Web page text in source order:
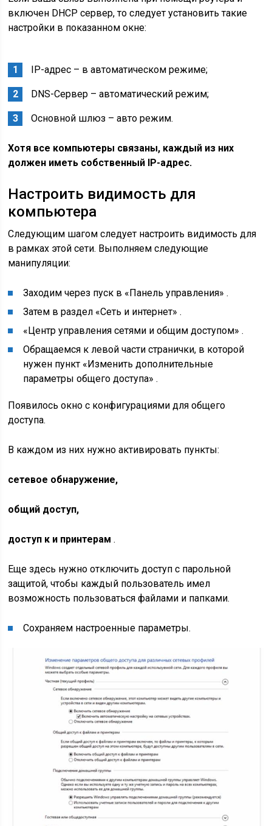
включен DHCP сервер, то следует установить такие
настройки в показанном окне:
IP-адрес – в автоматическом режиме;
DNS-Сервер – автоматический режим;
Основной шлюз – авто режим.
Хотя все компьютеры связаны, каждый из них
должен иметь собственный IP-адрес.
Настроить видимость для
компьютера
Следующим шагом следует настроить видимость для
в рамках этой сети. Выполняем следующие
манипуляции:
Заходим через пуск в «Панель управления».
Затем в раздел «Сеть и интернет».
«Центр управления сетями и общим доступом».
Обращаемся к левой части странички, в которой
нужен пункт «Изменить дополнительные
параметры общего доступа».
Появилось окно с конфигурациями для общего
доступа.
В каждом из них нужно активировать пункты:
сетевое обнаружение,
общий доступ,
доступ к и принтерам.
Еще здесь нужно отключить доступ с парольной
защитой, чтобы каждый пользователь имел
возможность пользоваться файлами и папками.
Сохраняем настроенные параметры.